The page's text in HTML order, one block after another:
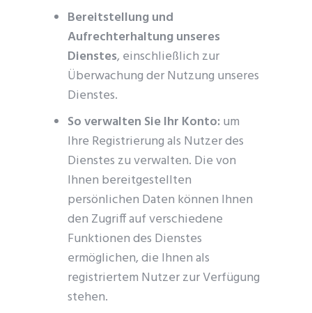
Bereitstellung und
Aufrechterhaltung unseres
Dienstes, einschließlich zur
Überwachung der Nutzung unseres
Dienstes.
So verwalten Sie Ihr Konto:um
Ihre Registrierung als Nutzer des
Dienstes zu verwalten. Die von
Ihnen bereitgestellten
persönlichen Daten können Ihnen
den Zugriff auf verschiedene
Funktionen des Dienstes
ermöglichen, die Ihnen als
registriertem Nutzer zur Verfügung
stehen.